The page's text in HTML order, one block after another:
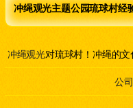
冲绳观光主题公园琉球村经
冲绳观光对琉球村！冲绳的
公